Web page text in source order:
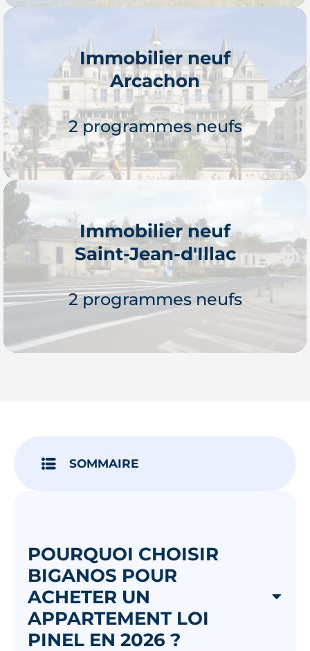
Je découvre
Immobilier neuf
Arcachon
2 programmes neufs
Je découvre
Immobilier neuf
Saint-Jean-d'Illac
2 programmes neufs
SOMMAIRE
POURQUOI CHOISIR
BIGANOS POUR
ACHETER UN
APPARTEMENT LOI
PINEL EN 2026 ?